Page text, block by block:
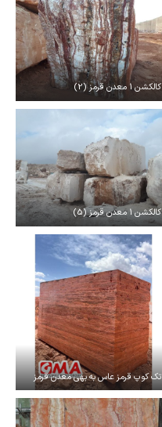
کالکشن 1 معدن قرمز (2)
کالکشن 1 معدن قرمز (5)
تک کوپ قرمز عاس به بهی معدن قرمز